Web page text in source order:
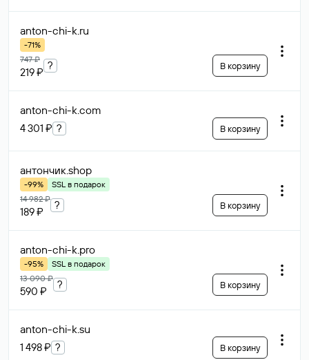
anton-chi-k.ru
-71%
747 ₽
219 ₽
? В корзину
anton-chi-k.com
4 301 ₽ ? В корзину
антончик.shop
-99%
SSL в подарок
14 982 ₽
189 ₽
? В корзину
anton-chi-k.pro
-95%
SSL в подарок
13 090 ₽
590 ₽
? В корзину
anton-chi-k.su
1 498 ₽ ? В корзину